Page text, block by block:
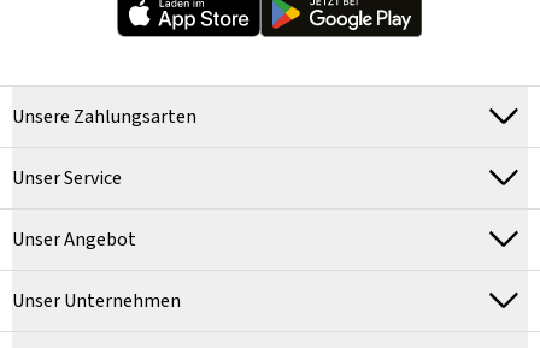
Unsere Zahlungsarten
Unser Service
Unser Angebot
Unser Unternehmen